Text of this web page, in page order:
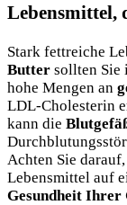
Lebensmittel,
Stark fettreiche
Butter sollten Sie
hohe Mengen an
LDL-Cholesterin
kann die
Achten Sie
Lebensmittel auf
Gesundheit Ihrer